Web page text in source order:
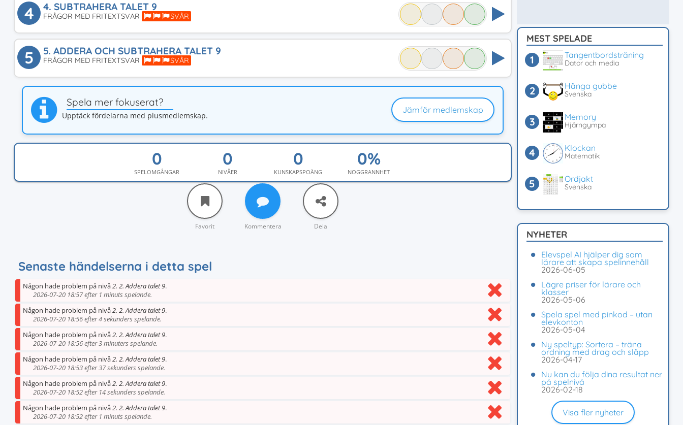
4 4. SUBTRAHERA TALET 9
FRÅGOR MED FRITEXTSVAR SVÅR
5 5. ADDERA OCH SUBTRAHERA TALET 9
FRÅGOR MED FRITEXTSVAR SVÅR
Spela mer fokuserat?
Upptäck fördelarna med plusmedlemskap.
Jämför medlemskap
SPELOMGÅNGAR NIVÅER KUNSKAPSPOÄNG NOGGRANNHET
Favorit Kommentera Dela
Senaste händelserna i detta spel
Någon hade problem på nivå2. 2. Addera talet 9.
2026-07-20 18:57 efter 1 minuts spelande.
Någon hade problem på nivå2. 2. Addera talet 9.
2026-07-20 18:56 efter 4 sekunders spelande.
Någon hade problem på nivå2. 2. Addera talet 9.
2026-07-20 18:56 efter 3 minuters spelande.
Någon hade problem på nivå2. 2. Addera talet 9.
2026-07-20 18:53 efter 37 sekunders spelande.
Någon hade problem på nivå2. 2. Addera talet 9.
2026-07-20 18:52 efter 14 sekunders spelande.
Någon hade problem på nivå2. 2. Addera talet 9.
2026-07-20 18:52 efter 1 minuts spelande.
MEST SPELADE
Tangentbordsträning
Dator och media
Hänga gubbe
Svenska
Memory
Hjärngympa
Klockan
Matematik
Ordjakt
Svenska
NYHETER
Elevspel AI hjälper dig som
lärare att skapa spelinnehåll
2026-06-05
Lägre priser för lärare och
klasser
2026-05-06
Spela spel med pinkod – utan
elevkonton
2026-05-04
Ny speltyp: Sortera – träna
ordning med drag och släpp
2026-04-17
Nu kan du följa dina resultat ner
på spelnivå
2026-02-18
Visa fler nyheter